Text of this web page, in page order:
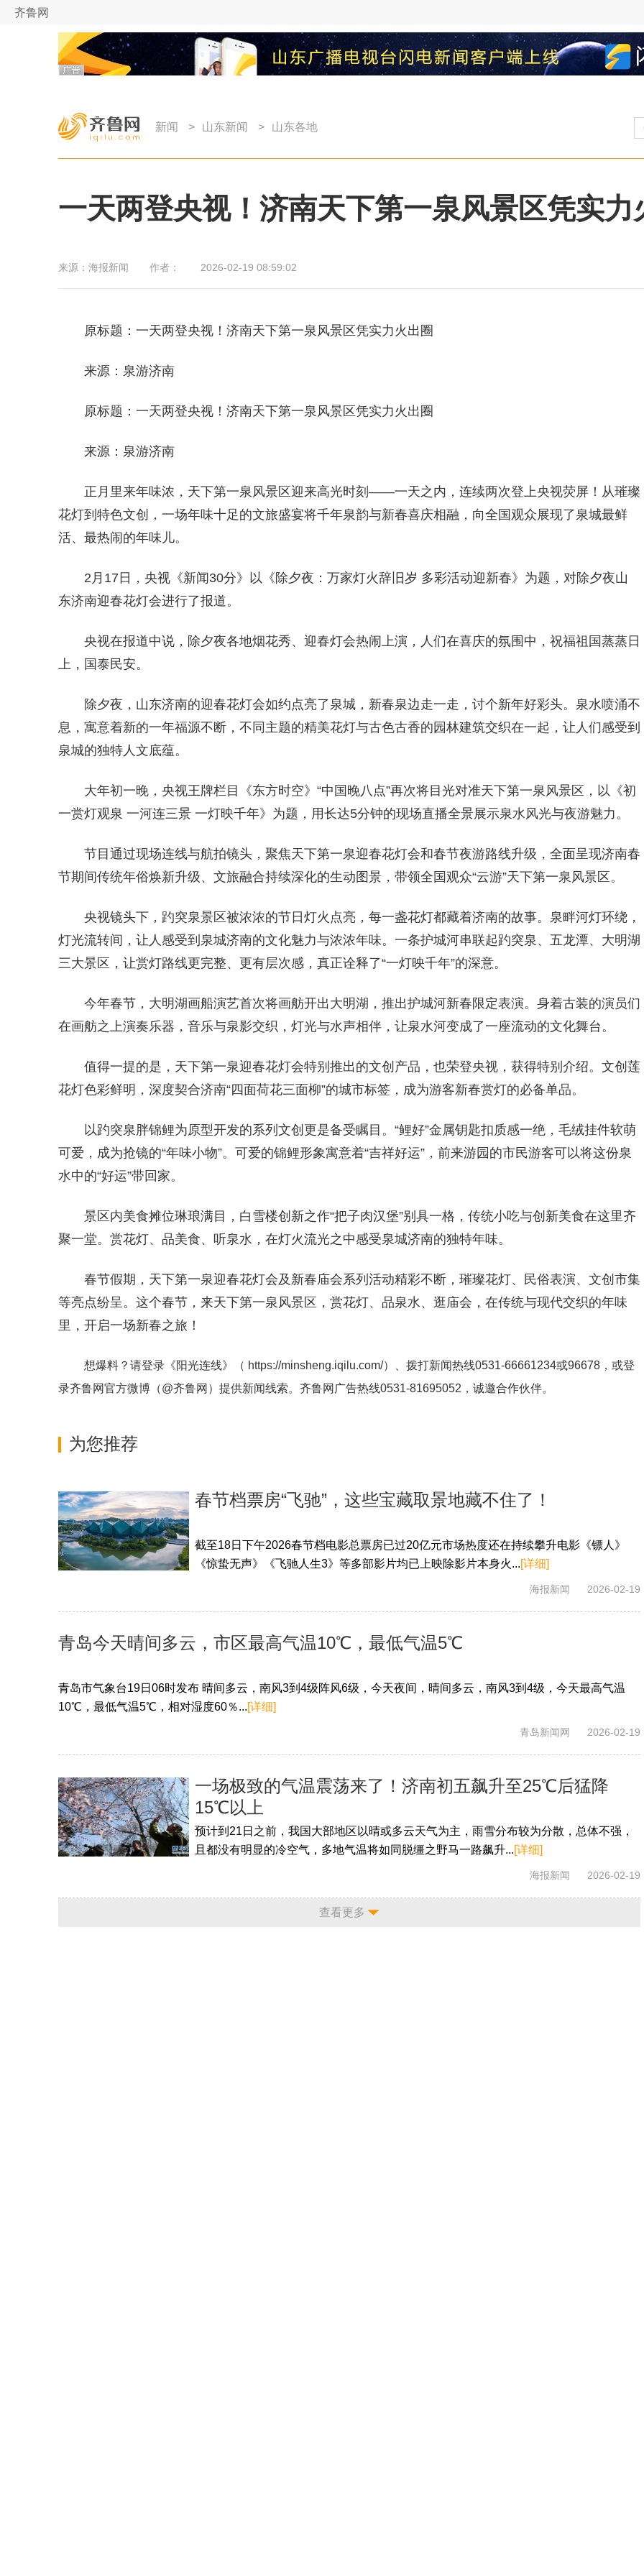
齐鲁网
新闻 > 山东新闻 > 山东各地
一天两登央视！济南天下第一泉风景区凭实力
来源： 海报新闻 作者： 2026-02-19 08:59:02
原标题：一天两登央视！济南天下第一泉风景区凭实力火出圈
来源：泉游济南
原标题：一天两登央视！济南天下第一泉风景区凭实力火出圈
来源：泉游济南
正月里来年味浓，天下第一泉风景区迎来高光时刻——一天之内，连续两次登上央视荧屏！从璀璨
花灯到特色文创，一场年味十足的文旅盛宴将千年泉韵与新春喜庆相融，向全国观众展现了泉城最鲜
活、最热闹的年味儿。
2月17日，央视《新闻30分》以《除夕夜：万家灯火辞旧岁 多彩活动迎新春》为题，对除夕夜山
东济南迎春花灯会进行了报道。
央视在报道中说，除夕夜各地烟花秀、迎春灯会热闹上演，人们在喜庆的氛围中，祝福祖国蒸蒸日
上，国泰民安。
除夕夜，山东济南的迎春花灯会如约点亮了泉城，新春泉边走一走，讨个新年好彩头。泉水喷涌不
息，寓意着新的一年福源不断，不同主题的精美花灯与古色古香的园林建筑交织在一起，让人们感受到
泉城的独特人文底蕴。
大年初一晚，央视王牌栏目《东方时空》“中国晚八点”再次将目光对准天下第一泉风景区，以《初
一赏灯观泉 一河连三景 一灯映千年》为题，用长达5分钟的现场直播全景展示泉水风光与夜游魅力。
节目通过现场连线与航拍镜头，聚焦天下第一泉迎春花灯会和春节夜游路线升级，全面呈现济南春
节期间传统年俗焕新升级、文旅融合持续深化的生动图景，带领全国观众“云游”天下第一泉风景区。
央视镜头下，趵突泉景区被浓浓的节日灯火点亮，每一盏花灯都藏着济南的故事。泉畔河灯环绕，
灯光流转间，让人感受到泉城济南的文化魅力与浓浓年味。一条护城河串联起趵突泉、五龙潭、大明湖
三大景区，让赏灯路线更完整、更有层次感，真正诠释了“一灯映千年”的深意。
今年春节，大明湖画船演艺首次将画舫开出大明湖，推出护城河新春限定表演。身着古装的演员们
在画舫之上演奏乐器，音乐与泉影交织，灯光与水声相伴，让泉水河变成了一座流动的文化舞台。
值得一提的是，天下第一泉迎春花灯会特别推出的文创产品，也荣登央视，获得特别介绍。文创莲
花灯色彩鲜明，深度契合济南“四面荷花三面柳”的城市标签，成为游客新春赏灯的必备单品。
以趵突泉胖锦鲤为原型开发的系列文创更是备受瞩目。“鲤好”金属钥匙扣质感一绝，毛绒挂件软萌
可爱，成为抢镜的“年味小物”。可爱的锦鲤形象寓意着“吉祥好运”，前来游园的市民游客可以将这份泉
水中的“好运”带回家。
景区内美食摊位琳琅满目，白雪楼创新之作“把子肉汉堡”别具一格，传统小吃与创新美食在这里齐
聚一堂。赏花灯、品美食、听泉水，在灯火流光之中感受泉城济南的独特年味。
春节假期，天下第一泉迎春花灯会及新春庙会系列活动精彩不断，璀璨花灯、民俗表演、文创市集
等亮点纷呈。这个春节，来天下第一泉风景区，赏花灯、品泉水、逛庙会，在传统与现代交织的年味
里，开启一场新春之旅！
想爆料？请登录《阳光连线》（ https://minsheng.iqilu.com/）、拨打新闻热线0531-66661234或96678，或登
录齐鲁网官方微博（@齐鲁网 ）提供新闻线索。齐鲁网广告热线0531-81695052 ，诚邀合作伙伴。
为您推荐
春节档票房“飞驰”，这些宝藏取景地藏不住了！
截至18日下午2026春节档电影总票房已过20亿元市场热度还在持续攀升电影《镖人》
《惊蛰无声》《飞驰人生3》等多部影片均已上映除影片本身火...[详细]
海报新闻 2026-02-19
青岛今天晴间多云，市区最高气温10℃，最低气温5℃
青岛市气象台19日06时发布 晴间多云，南风3到4级阵风6级，今天夜间，晴间多云，南风3到4级，今天最高气温
10℃，最低气温5℃，相对湿度60％...[详细]
青岛新闻网 2026-02-19
一场极致的气温震荡来了！济南初五飙升至25℃后猛降
15℃以上
预计到21日之前，我国大部地区以晴或多云天气为主，雨雪分布较为分散，总体不强，
且都没有明显的冷空气，多地气温将如同脱缰之野马一路飙升...[详细]
海报新闻 2026-02-19
查看更多